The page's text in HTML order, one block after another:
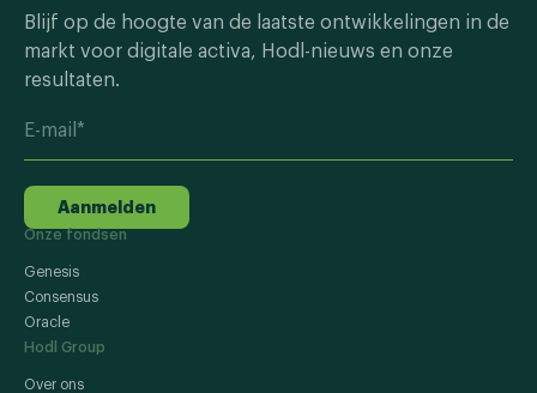
Blijf op de hoogte van de laatste ontwikkelingen in de
markt voor digitale activa, Hodl-nieuws en onze
resultaten.
Aanmelden
Onze fondsen
Genesis
Consensus
Oracle
Hodl Group
Over ons